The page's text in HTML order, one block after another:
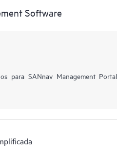
Software
para SANnav Management